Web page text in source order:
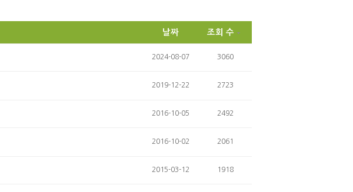
날짜 조회 수
2024-08-07 3060
2019-12-22 2723
2016-10-05 2492
2016-10-02 2061
2015-03-12 1918